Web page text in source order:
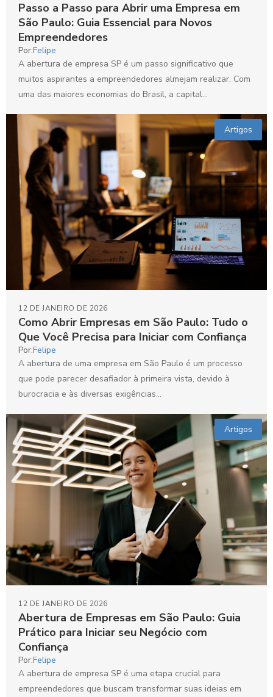
Passo a Passo para Abrir uma Empresa em
São Paulo: Guia Essencial para Novos
Empreendedores
Por:Felipe
A abertura de empresa SP é um passo significativo que
muitos aspirantes a empreendedores almejam realizar. Com
uma das maiores economias do Brasil, a capital...
Artigos
Como Abrir Empresas em São Paulo: Tudo o
Que Você Precisa para Iniciar com Confiança
12 DE JANEIRO DE 2026
Por:Felipe
A abertura de uma empresa em São Paulo é um processo
que pode parecer desafiador à primeira vista, devido à
burocracia e às diversas exigências...
Artigos
Abertura de Empresas em São Paulo: Guia
Prático para Iniciar seu Negócio com
Confiança
12 DE JANEIRO DE 2026
Por:Felipe
A abertura de empresa SP é uma etapa crucial para
empreendedores que buscam transformar suas ideias em